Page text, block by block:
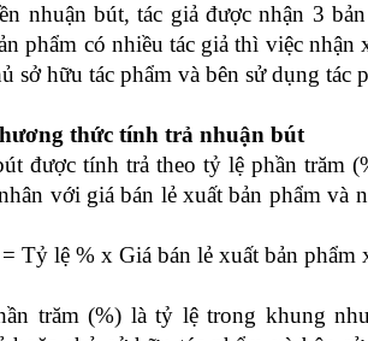
nhuận bút, tác giả được nhận 3
phẩm có nhiều tác giả thì việc nhận
sở hữu tác phẩm và bên sử dụng tác
thức tính trả nhuận bút
được tính trả theo tỷ lệ phần trăm
với giá bán lẻ xuất bản phẩm và
Tỷ lệ % x Giá bán lẻ xuất bản phẩm
trăm (%) là tỷ lệ trong khung